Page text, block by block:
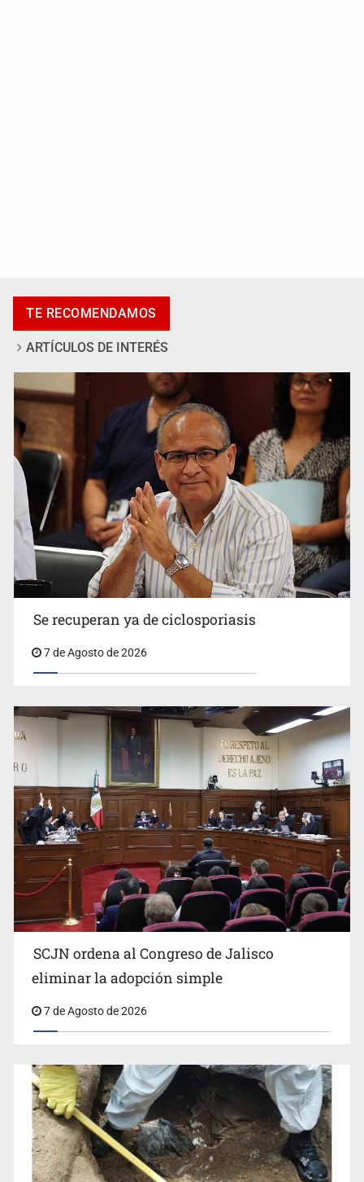
Castro
Vecinos acusan retiro de árboles; Ijalvi niega tala
Buscan mantener tradiciones con Feria Corazón de
Artesano
Fiscalía exhuma 126 cuerpos de 32 fosas
TE RECOMENDAMOS
ARTÍCULOS DE INTERÉS
Se recuperan ya de ciclosporiasis
7 de Agosto de 2026
SCJN ordena al Congreso de Jalisco
eliminar la adopción simple
7 de Agosto de 2026